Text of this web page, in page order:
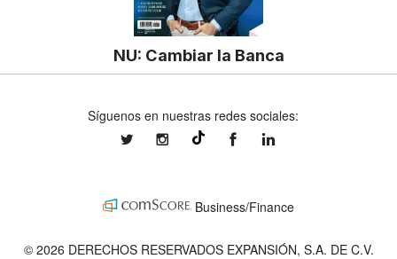
NU: Cambiar la Banca
Síguenos en nuestras redes sociales:
expansionmxexpansionmx ExpansionMex
Business/Finance
© 2026 DERECHOS RESERVADOS EXPANSIÓN, S.A. DE C.V.